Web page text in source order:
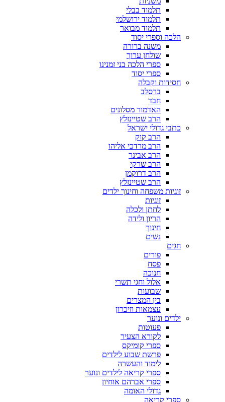
תלמוד בבלי
תלמוד ירושלמי
תלמוד מבואר
הלכה וספרי יסוד
משנה ברורה
שולחן ערוך
ספרי הלכה בני זמנינו
ספרי יסוד
חסידות וקבלה
ברסלב
חבד
האדמור מסלונים
הרב שטיינזלץ
כתבי גדולי ישראל
הרב קוק
הרב מרדכי אליהו
הרב אבינר
הרב שרקי
הרב דרוקמן
הרב שטיינזלץ
זוגיות משפחה וחינוך ילדים
זוגיות
לחתן ולכלה
הריון ולידה
חינוך
נשים
חגים
פורים
פסח
חנוכה
אלול וחגי תשרי
שבועות
בין המצרים
עצמאות וזיכרון
ילדים ונוער
פעוטות
לקורא הצעיר
ספרי קומיקס
פרשת שבוע לילדים
לימוד והעשרה
ספרי קריאה לילדים ונוער
ספרי אברהם אוחיון
גדולי האומה
ספרי קריאה